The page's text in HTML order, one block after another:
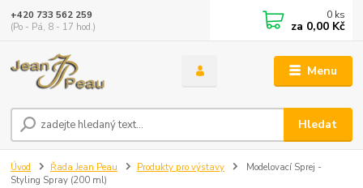
Menu
Hledat
+420 733 562 259
(Po - Pá, 8 - 17 hod.)
0 ks
za 0,00 Kč
Úvod Řada Jean Peau Produkty pro výstavy
Modelovací Sprej -
Styling Spray (200 ml)